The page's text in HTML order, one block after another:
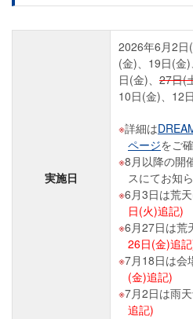
実施日
2026年6月2日(
(金)、19日(金
日(金)、 27日(
10日(金)、12
詳細は
ページをご
8月以降の開
スにてお知
6月3日は荒
日(火)追記)
6月27日は荒
26日(金)追
7月18日は会
(金)追記)
7月2日は雨
追記)